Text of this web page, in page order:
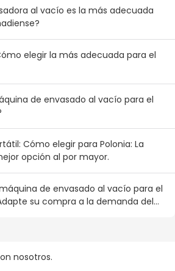
al vacío es la más adecuada
elegir la más adecuada para el
de envasado al vacío para el
Cómo elegir para Polonia: La
opción al por mayor.
de envasado al vacío para el
su compra a la demanda del
nosotros.